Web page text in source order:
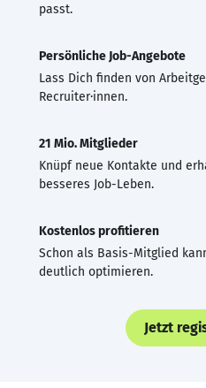
passt.
Persönliche Job-Angebote
Lass Dich finden von
Recruiter·innen.
21 Mio. Mitglieder
Knüpf neue Kontakte und
besseres Job-Leben.
Kostenlos profitieren
Schon als Basis-Mitglied
deutlich optimieren.
Jetzt